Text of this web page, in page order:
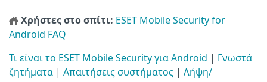
Χρήστες στο σπίτι: ESET Mobile Security for
Android FAQ
Τι είναι το ESET Mobile Security για Android | Γνωστά
ζητήματα | Απαιτήσεις συστήματος | Λήψη/